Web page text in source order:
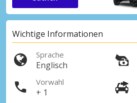
Wichtige Informationen
Sprache
Englisch
Vorwahl
+ 1